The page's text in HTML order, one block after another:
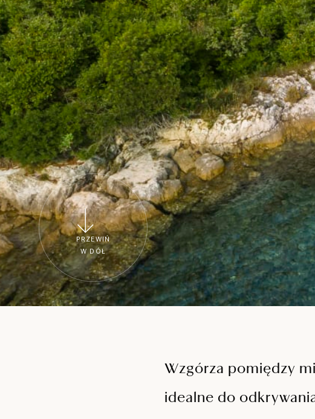
PRZEWIŃ
W DÓŁ
Wzgórza pomiędzy
idealne do